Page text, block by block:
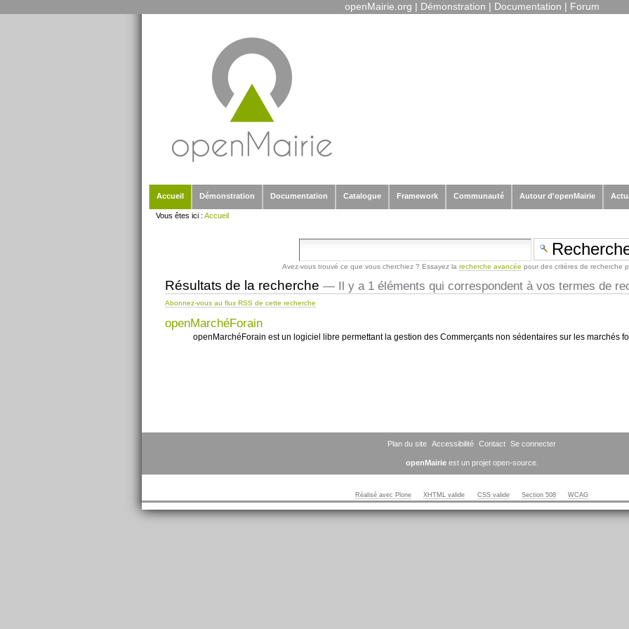
openMairie.org | Démonstration | Documentation | Forum
Accueil
Démonstration Documentation Catalogue Framework Communauté Autour d'openMairie
Vous êtes ici : Accueil
Avez-vous trouvé ce que vous cherchiez ? Essayez la recherche avancée pour des critères de recherche
Résultats de la recherche — Il y a 1 éléments qui correspondent à vos termes de
Abonnez-vous au flux RSS de cette recherche
openMarchéForain
openMarchéForain est un logiciel libre permettant la gestion des Commerçants non sédentaires sur les marchés
Plan du site Accessibilité Contact Se connecter
openMairieest un projet open-source.
Réalisé avec Plone XHTML valide CSS valide Section 508 WCAG